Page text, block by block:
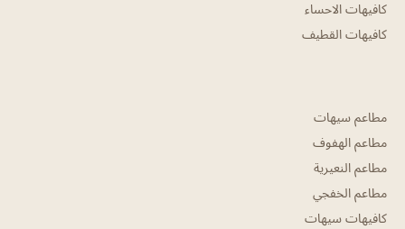
كافيهات الاحساء
كافيهات القطيف
مطاعم سيهات
مطاعم الهفوف
مطاعم النعيرية
مطاعم الخفجي
كافيهات سيهات